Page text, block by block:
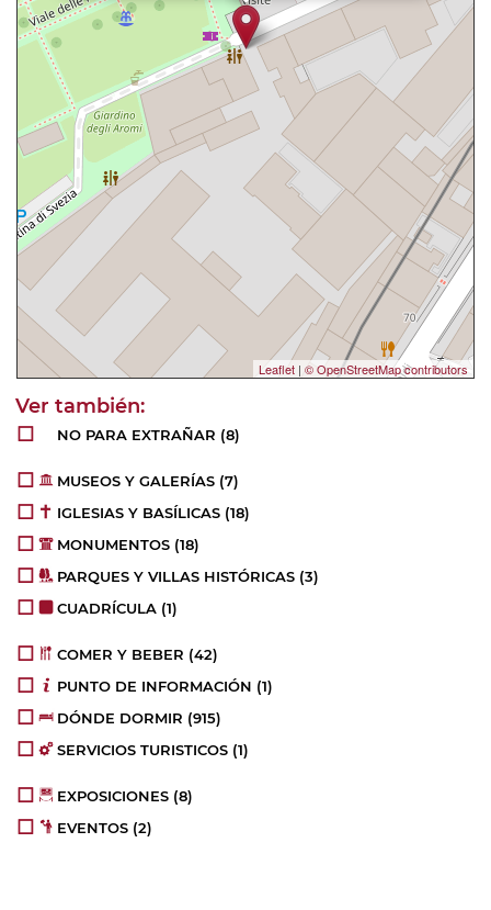
Leaflet | © OpenStreetMap contributors
NO PARA EXTRAÑAR (8)
MUSEOS Y GALERÍAS (7)
IGLESIAS Y BASÍLICAS (18)
MONUMENTOS (18)
PARQUES Y VILLAS HISTÓRICAS (3)
CUADRÍCULA (1)
COMER Y BEBER (42)
PUNTO DE INFORMACIÓN (1)
DÓNDE DORMIR (915)
SERVICIOS TURISTICOS (1)
EXPOSICIONES (8)
EVENTOS (2)